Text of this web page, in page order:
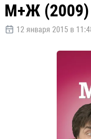
М+Ж (2009)
12 января 2015 в